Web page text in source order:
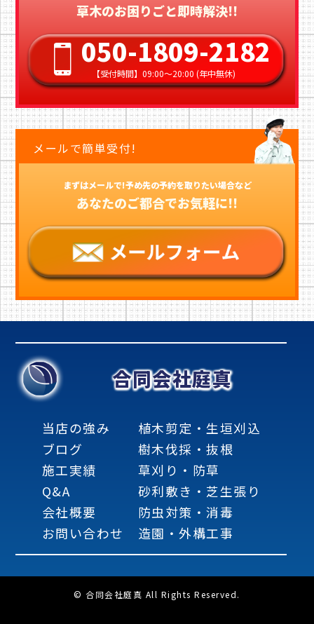
草木のお困りごと即時解決!!
050-1809-2182
【受付時間】09:00〜20:00 (年中無休)
メールで簡単受付!
まずはメールで!予め先の予約を取りたい場合など
あなたのご都合でお気軽に!!
合同会社庭真
当店の強み
ブログ
施工実績
Q&A
会社概要
お問い合わせ
植木剪定・生垣刈込
樹木伐採・抜根
草刈り・防草
砂利敷き・芝生張り
防虫対策・消毒
造園・外構工事
© 合同会社庭真 All Rights Reserved.